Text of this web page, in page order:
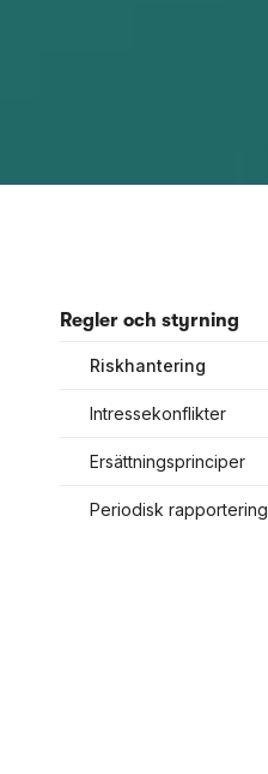
Regler och styrning
Riskhantering
Intressekonflikter
Ersättningsprinciper
Periodisk rapportering